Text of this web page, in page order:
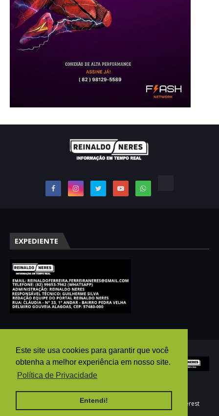
Este site usa cookies para garantir que você
obtenha a melhor experiência em nosso site.
Política de Privacidade
Entendi!
EXPEDIENTE
AGÊNCIA PUBGO E-MAIL pinterest